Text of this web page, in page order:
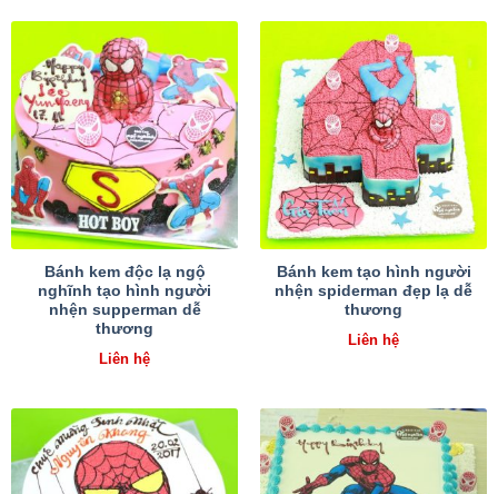
Bánh kem độc lạ ngộ
nghĩnh tạo hình người
nhện supperman dễ
thương
Liên hệ
Bánh kem tạo hình người
nhện spiderman đẹp lạ dễ
thương
Liên hệ